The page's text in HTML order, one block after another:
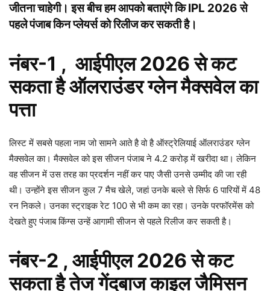
जीतना चाहेगी। इस बीच हम आपको बताएंगे कि IPL 2026 से
पहले पंजाब किन प्लेयर्स को रिलीज कर सकती है।
नंबर-1 , आईपीएल 2026 से कट
सकता है ऑलराउंडर ग्लेन मैक्सवेल का
पत्ता
लिस्ट में सबसे पहला नाम जो सामने आते है वो है ऑस्ट्रेलियाई ऑलराउंडर ग्लेन
मैक्सवेल का। मैक्सवेल को इस सीजन पंजाब ने 4.2 करोड़ में खरीदा था। लेकिन
वह सीजन में उस तरह का प्रदर्शन नहीं कर पाए जैसी उनसे उम्मीद की जा रही
थी। उन्होंने इस सीजन कुल 7 मैच खेले, जहां उनके बल्ले से सिर्फ 6 पारियों में 48
रन निकले। उनका स्ट्राइक रेट 100 से भी कम का रहा। उनके परफॉरमेंस को
देखते हुए पंजाब किंग्स उन्हें आगामी सीजन से पहले रिलीज कर सकती है।
नंबर-2 , आईपीएल 2026 से कट
सकता है तेज गेंदबाज काइल जैमिसन